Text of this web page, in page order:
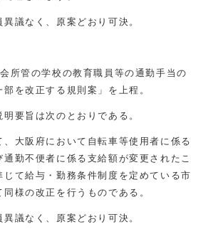
議なく、原案どおり可決。
所管の学校の教育職員等の通勤手当の
を改正する規則案」を上程。
要旨は次のとおりである。
大阪府において自転車等使用者に係る
勤不便者に係る支給額が変更されたこ
じて給与・勤務条件制度を定めている市
様の改正を行うものである。
議なく、原案どおり可決。